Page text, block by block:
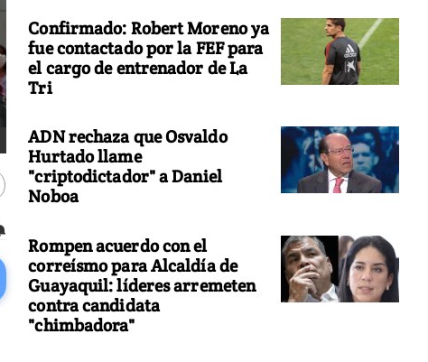
Confirmado: Robert Moreno ya
fue contactado por la FEF para
el cargo de entrenador de La
Tri
ADN rechaza que Osvaldo
Hurtado llame
"criptodictador" a Daniel
Noboa
Rompen acuerdo con el
correísmo para Alcaldía de
Guayaquil: líderes arremeten
contra candidata
"chimbadora"